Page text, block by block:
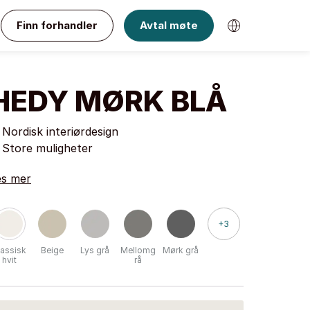
Finn forhandler Avtal møte
MØRK BLÅ
Nordisk interiørdesign
Store muligheter
mer
hvit
Beige Lys grå
Mellomg
rå
Mørk grå
+3